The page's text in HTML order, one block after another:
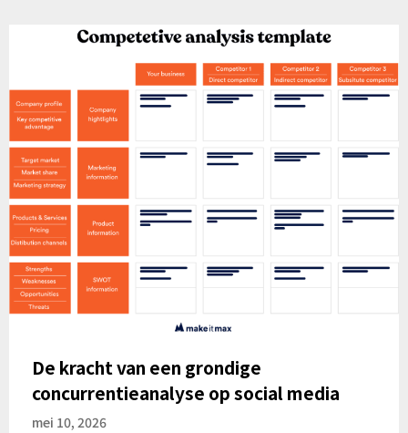
De kracht van een grondige
concurrentieanalyse op social media
mei 10, 2026